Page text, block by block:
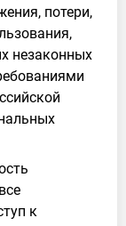
потери,
незаконных
к